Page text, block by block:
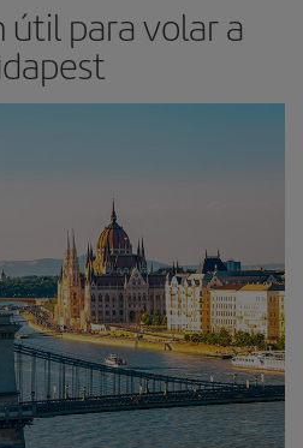
para volar a